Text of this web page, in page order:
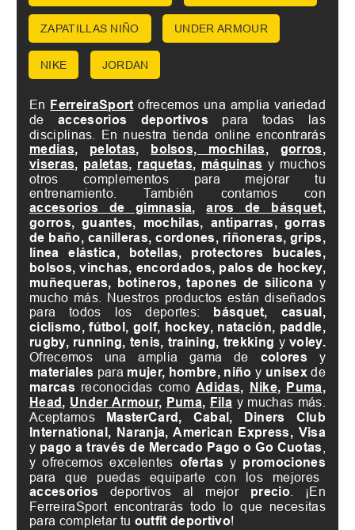
ZAPATILLAS NIÑO UNDER ARMOUR
NIKE JORDAN
En FerreiraSport ofrecemos una amplia variedad
deaccesorios deportivos para todas las
disciplinas. En nuestra tienda online encontrarás
medias, pelotas, bolsos, mochilas, gorros,
viseras, paletas, raquetas, máquinas y muchos
otros complementos para mejorar tu
entrenamiento. También contamos con
accesorios de gimnasia,aros de básquet,
gorros, guantes, mochilas, antiparras, gorras
de baño, canilleras, cordones, riñoneras, grips,
línea elástica, botellas, protectores bucales,
bolsos, vinchas, encordados, palos de hockey,
muñequeras, botineros, tapones de silicona y
mucho más. Nuestros productos están diseñados
para todos los deportes:
básquet, casual,
ciclismo, fútbol, golf, hockey, natación, paddle,
rugby, running, tenis, training, trekking yvoley.
Ofrecemos una amplia gama de colores y
materiales para mujer, hombre, niñoy unisexde
marcas reconocidas comoAdidas, Nike, Puma,
Head , Under Armour, Puma, Fila y muchas más.
Aceptamos
MasterCard, Cabal, Diners Club
International, Naranja, American Express, Visa
y pago a través de Mercado Pago o Go Cuotas
y ofrecemos excelentes ofertas y promociones
para que puedas equiparte con los mejores
accesorios deportivos al mejor precio. ¡En
FerreiraSport encontrarás todo lo que necesitas
para completar tu outfit deportivo!